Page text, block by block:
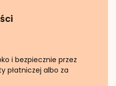
i bezpiecznie przez
płatniczej albo za